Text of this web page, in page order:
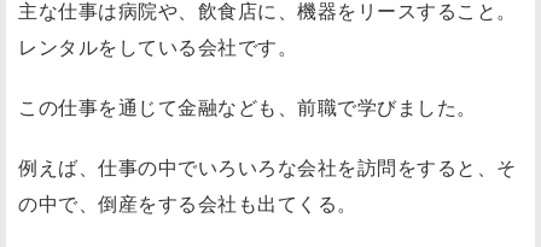
び
倫
で
学
び
主な仕事は病院や、飲食店に、機器をリースすること。
レンタルをしている会社です。
この仕事を通じて金融なども、前職で学びました。
例えば、仕事の中でいろいろな会社を訪問をすると、そ
の中で、倒産をする会社も出てくる。